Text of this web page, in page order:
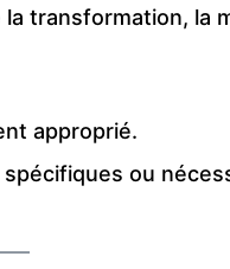
transformation, la
approprié.
ou